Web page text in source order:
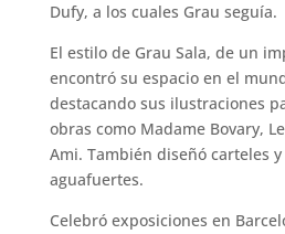
Dufy, a los cuales Grau seguía.
El estilo de Grau Sala, de un
encontró su espacio en el
destacando sus ilustraciones
obras como Madame Bovary,
Ami. También diseñó carteles
aguafuertes.
Celebró exposiciones en